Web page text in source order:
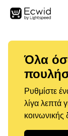
Όλα
Ρυθμίστε
λίγα λεπτά
κοινωνικής